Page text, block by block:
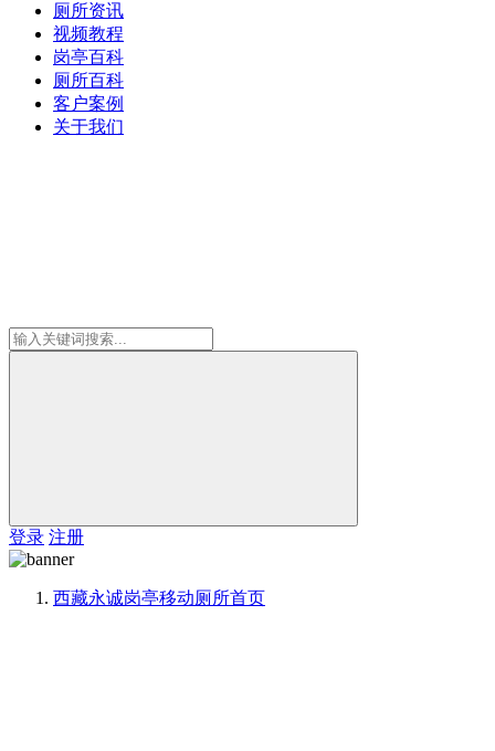
厕所资讯
视频教程
岗亭百科
厕所百科
客户案例
关于我们
登录 注册
西藏永诚岗亭移动厕所首页